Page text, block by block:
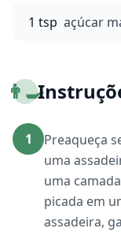
1 tsp açúcar
👨‍🍳
1
Preaqueça
uma
uma
picada em
assadeira,